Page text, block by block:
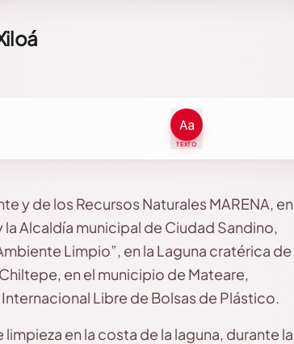
TEXTO
y de los Recursos Naturales MARENA, en
Alcaldía municipal de Ciudad Sandino,
Limpio”, en la Laguna cratérica de
en el municipio de Mateare,
Libre de Bolsas de Plástico.
en la costa de la laguna, durante la